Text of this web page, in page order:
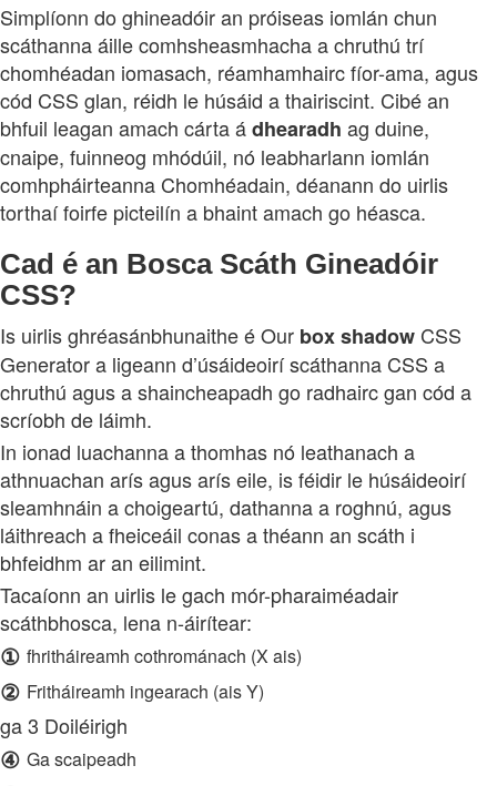
Simplíonn do ghineadóir an próiseas iomlán chun
scáthanna áille comhsheasmhacha a chruthú trí
chomhéadan iomasach, réamhamhairc fíor-ama, agus
cód CSS glan, réidh le húsáid a thairiscint. Cibé an
bhfuil leagan amach cárta ádhearadh ag duine,
cnaipe, fuinneog mhódúil, nó leabharlann iomlán
comhpháirteanna Chomhéadain, déanann do uirlis
torthaí foirfe picteilín a bhaint amach go héasca.
Cad é an Bosca Scáth Gineadóir
CSS?
Is uirlis ghréasánbhunaithe é Our boxshadow CSS
Generator a ligeann d’úsáideoirí scáthanna CSS a
chruthú agus a shaincheapadh go radhairc gan cód a
scríobh de láimh.
In ionad luachanna a thomhas nó leathanach a
athnuachan arís agus arís eile, is féidir le húsáideoirí
sleamhnáin a choigeartú, dathanna a roghnú, agus
láithreach a fheiceáil conas a théann an scáth i
bhfeidhm ar an eilimint.
Tacaíonn an uirlis le gach mór-pharaiméadair
scáthbhosca, lena n-áirítear:
① fhritháireamh cothrománach (X ais)
② Fritháireamh ingearach (ais Y)
ga 3 Doiléirigh
④ Ga scaipeadh